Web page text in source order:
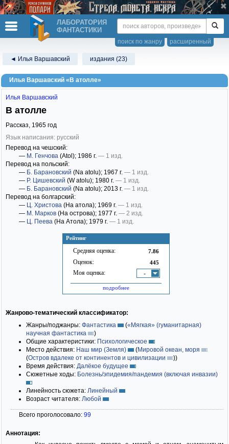
ЛАБОРАТОРИЯ
ФАНТАСТИКИ
расширенный
поиск по жанру
◄ Илья Варшавский издания (23)
Илья Варшавский «В атолле»
Рейтинг
Средняя оценка: 7.86
Оценок: 445
Моя оценка: -
подробнее
Илья Варшавский
В атолле
Рассказ, 1965 год
Язык написания: русский
Перевод на чешский:
— М. Генчова (Atol); 1986 г. — 1 изд.
Перевод на польский:
— Б. Барановский (Na atolu); 1967 г. — 1 изд.
— Р. Цишевский (W atolu); 1980 г. — 1 изд.
— Б. Барановский (Na atolu); 2013 г. — 1 изд.
Перевод на болгарский:
— Ц. Христова (Нa aтoлa); 1969 г. — 1 изд.
— М. Марков (На острова); 1977 г. — 2 изд.
— Ц. Пеева (На Атола); 1979 г. — 1 изд.
Жанрово-тематический классификатор:
Жанры/поджанры: Фантастика («Мягкая» (гуманитарная)
научная фантастика
)
Общие характеристики: Психологическое
Место действия: Наш мир (Земля) (Мировой океан, моря
(Остров вдалеке от континентов и цивилизации ))
Время действия: Далёкое будущее
Сюжетные ходы: Болезнь/эпидемия/пандемия (включая инвазии)
Линейность сюжета: Линейный
Возраст читателя: Любой
Всего проголосовало: 99
Аннотация: